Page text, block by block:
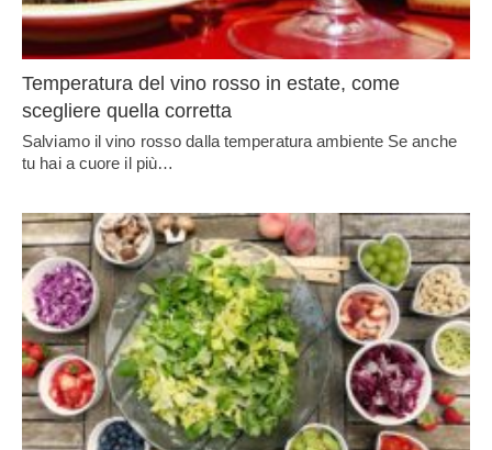
Temperatura del vino rosso in estate, come
scegliere quella corretta
Salviamo il vino rosso dalla temperatura ambiente Se anche
tu hai a cuore il più…